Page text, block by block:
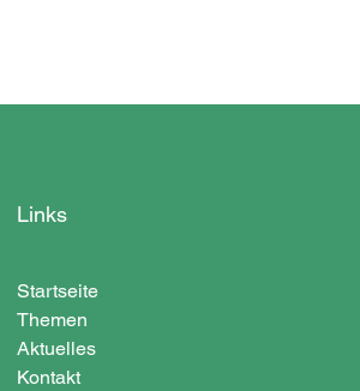
Links
Startseite
Themen
Aktuelles
Kontakt